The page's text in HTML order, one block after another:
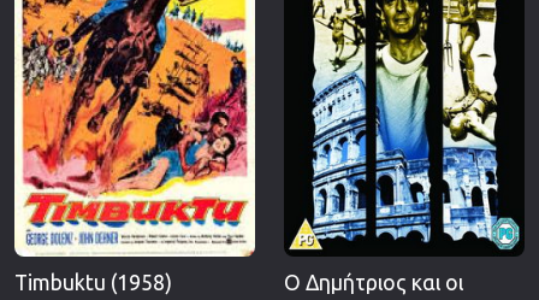
Θρησκευτικές
Θρίλερ
Ιστορικές
Καταστροφής
Κλασσικές
Timbuktu (1958)
Ο Δημήτριος και οι